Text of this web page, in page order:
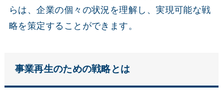
らは、企業の個々の状況を理解し、実現可能な戦
略を策定することができます。
事業再生のための戦略とは